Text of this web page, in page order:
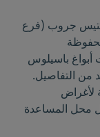
Children.
health/
children.
Journal of
- سانوفي أفنتيس جروب (فرع
أبواغ باسيلوس
من التفاصيل.
لأغراض
محل المساعدة